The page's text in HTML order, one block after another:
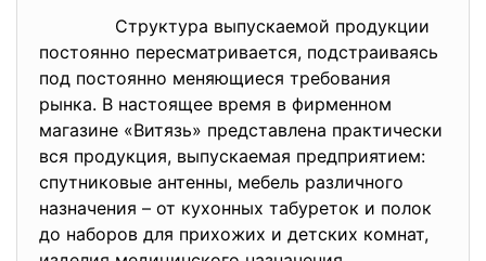
Структура выпускаемой продукции
постоянно пересматривается, подстраиваясь
под постоянно меняющиеся требования
рынка. В настоящее время в фирменном
магазине «Витязь» представлена практически
вся продукция, выпускаемая предприятием:
спутниковые антенны, мебель различного
назначения – от кухонных табуреток и полок
до наборов для прихожих и детских комнат,